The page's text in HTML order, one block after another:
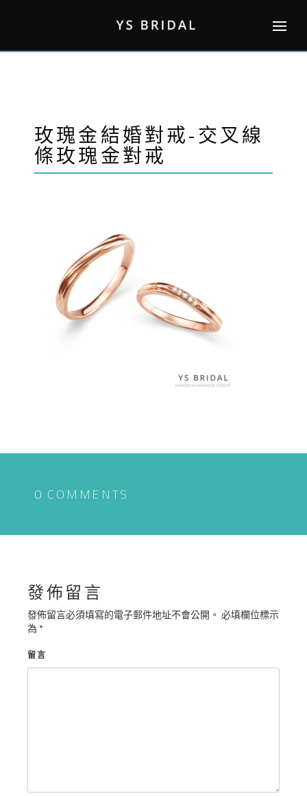
玫瑰金結婚對戒-交叉線
條玫瑰金對戒
0 COMMENTS
發佈留言
發佈留言必須填寫的電子郵件地址不會公開。 必填欄位標示
為 *
留言